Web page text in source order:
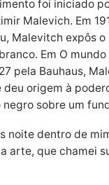
foi iniciado
Malevich. Em
Malevitch expôs
Em O
pela Bauhaus,
deu origem à
sobre um
noite dentro de
arte, que chamei